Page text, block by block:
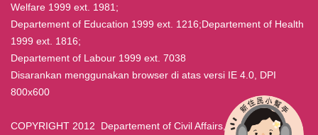
Welfare 1999 ext. 1981;
Departement of Education 1999 ext. 1216;Departement of Health
1999 ext. 1816;
Departement of Labour 1999 ext. 7038
Disarankan menggunakan browser di atas versi IE 4.0, DPI
800x600
COPYRIGHT 2012 Departement of Civil Affairs, Taipei ALL